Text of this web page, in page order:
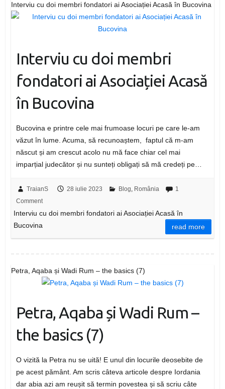
Interviu cu doi membri fondatori ai Asociației Acasă în Bucovina
Interviu cu doi membri
fondatori ai Asociației Acasă
în Bucovina
Bucovina e printre cele mai frumoase locuri pe care le-am
văzut în lume. Acuma, să recunoaștem, faptul că m-am
născut și am crescut acolo nu mă face chiar cel mai
imparțial judecător și nu sunteți obligați să mă credeți pe…
TraianS 28 iulie 2023 Blog, România
1
Comment
Interviu cu doi membri fondatori ai Asociației Acasă în
Bucovina
read more
Petra, Aqaba și Wadi Rum – the basics (7)
Petra, Aqaba și Wadi Rum –
the basics (7)
O vizită la Petra nu se uită! E unul din locurile deosebite de
pe acest pământ. Am scris câteva articole despre Iordania
dar abia azi am reușit să termin povestea și să scriu câte